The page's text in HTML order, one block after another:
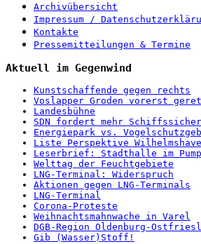
Archivübersicht
Impressum /
Kontakte
Pressemitteilungen & Termine
Aktuell im Gegenwind
Kunstschaffende gegen rechts
Voslapper Groden vorerst
Landesbühne
SDN fordert mehr
Energiepark vs.
Liste Perspektive
Leserbrief: Stadthalle im
Welttag der Feuchtgebiete
LNG-Terminal: Widerspruch
Aktionen gegen LNG-Terminals
LNG-Terminal
Corona-Proteste
Weihnachtsmahnwache in Varel
DGB-Region Oldenburg-
Gib (Wasser)Stoff!